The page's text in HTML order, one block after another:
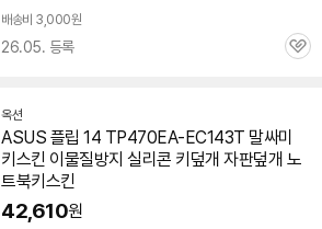
배송비 3,000원
26.05. 등록
관
옥션
ASUS 플립 14 TP470EA-EC143T 말싸미
키스킨 이물질방지 실리콘 키덮개 자판덮개 노
트북키스킨
42,610원